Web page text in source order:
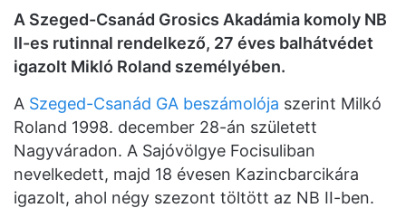
A Szeged-Csanád Grosics Akadámia komoly NB
II-es rutinnal rendelkező, 27 éves balhátvédet
igazolt Mikló Roland személyében.
A Szeged-Csanád GA beszámolója szerint Milkó
Roland 1998. december 28-án született
Nagyváradon. A Sajóvölgye Focisuliban
nevelkedett, majd 18 évesen Kazincbarcikára
igazolt, ahol négy szezont töltött az NB II-ben.